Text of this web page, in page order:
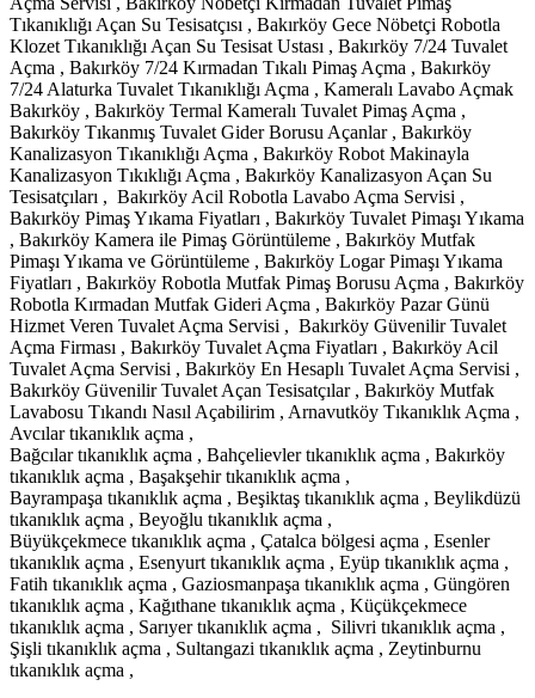
Tıkanıklığı Açan Su Tesisatçısı , Bakırköy Gece Nöbetçi Robotla
Klozet Tıkanıklığı Açan Su Tesisat Ustası , Bakırköy 7/24 Tuvalet
Açma , Bakırköy 7/24 Kırmadan Tıkalı Pimaş Açma , Bakırköy
7/24 Alaturka Tuvalet Tıkanıklığı Açma , Kameralı Lavabo Açmak
Bakırköy , Bakırköy Termal Kameralı Tuvalet Pimaş Açma ,
Bakırköy Tıkanmış Tuvalet Gider Borusu Açanlar , Bakırköy
Kanalizasyon Tıkanıklığı Açma , Bakırköy Robot Makinayla
Kanalizasyon Tıkıklığı Açma , Bakırköy Kanalizasyon Açan Su
Tesisatçıları , Bakırköy Acil Robotla Lavabo Açma Servisi ,
Bakırköy Pimaş Yıkama Fiyatları , Bakırköy Tuvalet Pimaşı Yıkama
, Bakırköy Kamera ile Pimaş Görüntüleme , Bakırköy Mutfak
Pimaşı Yıkama ve Görüntüleme , Bakırköy Logar Pimaşı Yıkama
Fiyatları , Bakırköy Robotla Mutfak Pimaş Borusu Açma , Bakırköy
Robotla Kırmadan Mutfak Gideri Açma , Bakırköy Pazar Günü
Hizmet Veren Tuvalet Açma Servisi , Bakırköy Güvenilir Tuvalet
Açma Firması , Bakırköy Tuvalet Açma Fiyatları , Bakırköy Acil
Tuvalet Açma Servisi , Bakırköy En Hesaplı Tuvalet Açma Servisi ,
Bakırköy Güvenilir Tuvalet Açan Tesisatçılar , Bakırköy Mutfak
Lavabosu Tıkandı Nasıl Açabilirim , Arnavutköy Tıkanıklık Açma ,
Avcılar tıkanıklık açma ,
Bağcılar tıkanıklık açma , Bahçelievler tıkanıklık açma , Bakırköy
tıkanıklık açma , Başakşehir tıkanıklık açma ,
Bayrampaşa tıkanıklık açma , Beşiktaş tıkanıklık açma , Beylikdüzü
tıkanıklık açma , Beyoğlu tıkanıklık açma ,
Büyükçekmece tıkanıklık açma , Çatalca bölgesi açma , Esenler
tıkanıklık açma , Esenyurt tıkanıklık açma , Eyüp tıkanıklık açma ,
Fatih tıkanıklık açma , Gaziosmanpaşa tıkanıklık açma , Güngören
tıkanıklık açma , Kağıthane tıkanıklık açma , Küçükçekmece
tıkanıklık açma , Sarıyer tıkanıklık açma , Silivri tıkanıklık açma ,
Şişli tıkanıklık açma , Sultangazi tıkanıklık açma , Zeytinburnu
tıkanıklık açma ,